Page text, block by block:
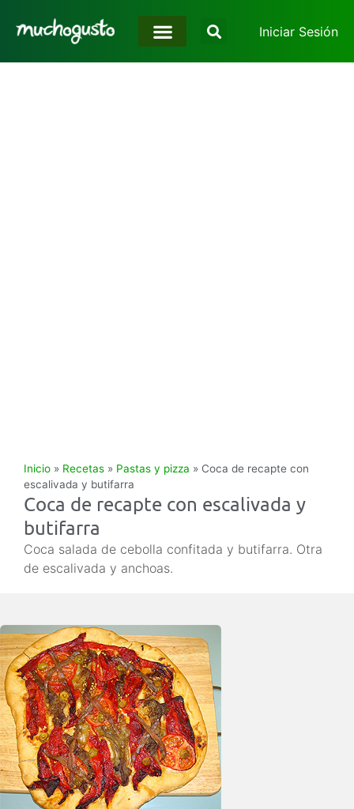
Iniciar Sesión
Inicio » Recetas » Pastas y pizza » Coca de recapte con
escalivada y butifarra
Coca de recapte con escalivada y
butifarra
Coca salada de cebolla confitada y butifarra. Otra
de escalivada y anchoas.